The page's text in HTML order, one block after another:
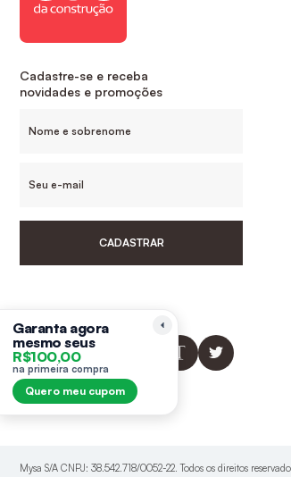
Cadastre-se e receba
novidades e promoções
CADASTRAR
Mysa S/A CNPJ: 38.542.718/0052-22. Todos os direitos
Garanta agora
mesmo seus
R$100,00
na primeira compra
Quero meu cupom